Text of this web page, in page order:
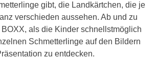
gibt, die Landkärtchen, die je
verschieden aussehen. Ab und zu
als die Kinder schnellstmöglich
Schmetterlinge auf den Bildern
zu entdecken.